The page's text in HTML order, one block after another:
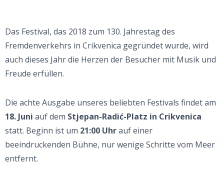
Das Festival, das 2018 zum 130. Jahrestag des
Fremdenverkehrs in Crikvenica gegründet wurde, wird
auch dieses Jahr die Herzen der Besucher mit Musik und
Freude erfüllen.
Die achte Ausgabe unseres beliebten Festivals findet am
18. Juni auf dem Stjepan-Radić-Platz in Crikvenica
statt. Beginn ist um 21:00 Uhrauf einer
beeindruckenden Bühne, nur wenige Schritte vom Meer
entfernt.